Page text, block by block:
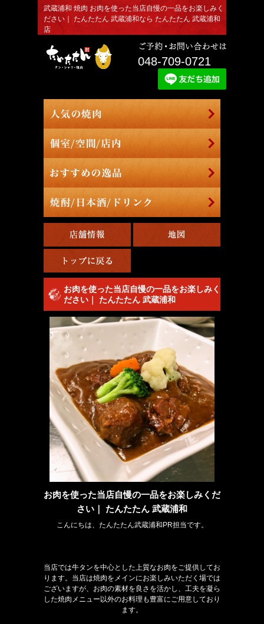
武蔵浦和 焼肉 お肉を使った当店自慢の一品をお楽しみく
ださい｜ たんたたん 武蔵浦和なら たんたたん 武蔵浦和
店
048-709-0721
お肉を使った当店自慢の一品をお楽しみく
ださい｜ たんたたん 武蔵浦和
お肉を使った当店自慢の一品をお楽しみくだ
さい｜ たんたたん 武蔵浦和
こんにちは、たんたたん武蔵浦和PR担当です。
当店では牛タンを中心とした上質なお肉をご提供してお
ります。当店は焼肉をメインにお楽しみいただく場では
ございますが、お肉の素材を良さを活かし、工夫を凝ら
した焼肉メニュー以外のお料理も豊富にご用意しており
ます。